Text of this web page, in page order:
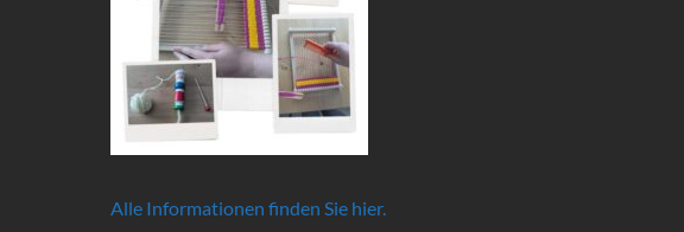
Alle Informationen finden Sie hier.